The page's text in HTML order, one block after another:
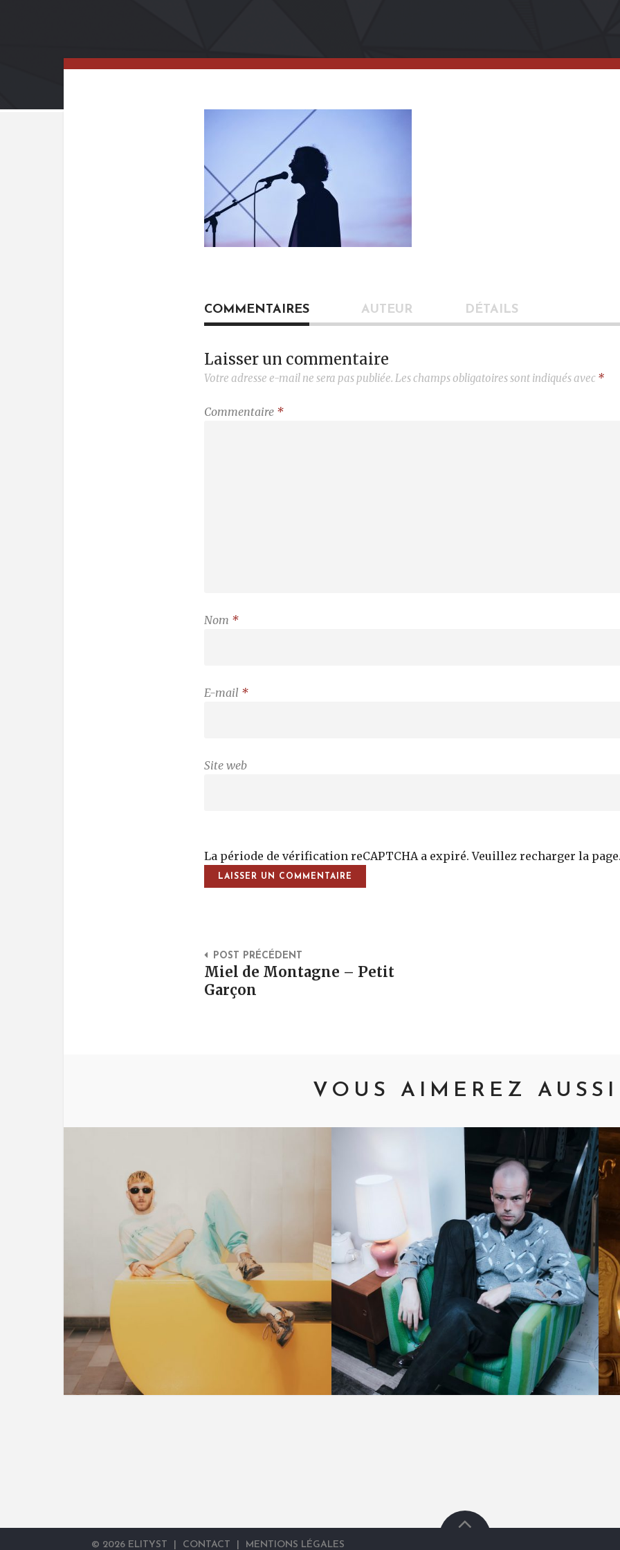
COMMENTAIRES AUTEUR DÉTAILS
Laisser un commentaire
Votre adresse e-mail ne sera pas publiée. Les champs obligatoires sont indiqués avec *
Commentaire *
Nom *
E-mail *
Site web
La période de vérification reCAPTCHA a expiré. Veuillez recharger la
Post Navigation
POST PRÉCÉDENT
Miel de Montagne – Petit
Garçon
VOUS AIMEREZ AUSSI
© 2026 ELITYST CONTACT MENTIONS LÉGALES